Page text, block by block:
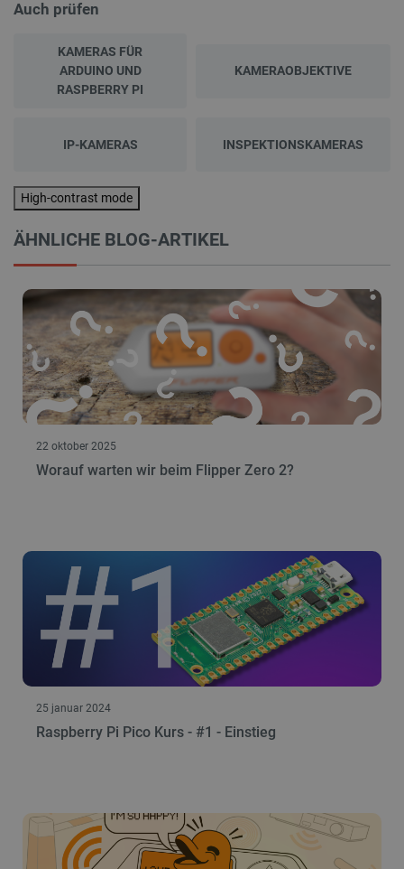
Auch prüfen
KAMERAS FÜR
ARDUINO UND
RASPBERRY PI
KAMERAOBJEKTIVE
IP-KAMERAS INSPEKTIONSKAMERAS
High-contrast mode
ÄHNLICHE BLOG-ARTIKEL
22 oktober 2025
Worauf warten wir beim Flipper Zero 2?
25 januar 2024
Raspberry Pi Pico Kurs - #1 - Einstieg